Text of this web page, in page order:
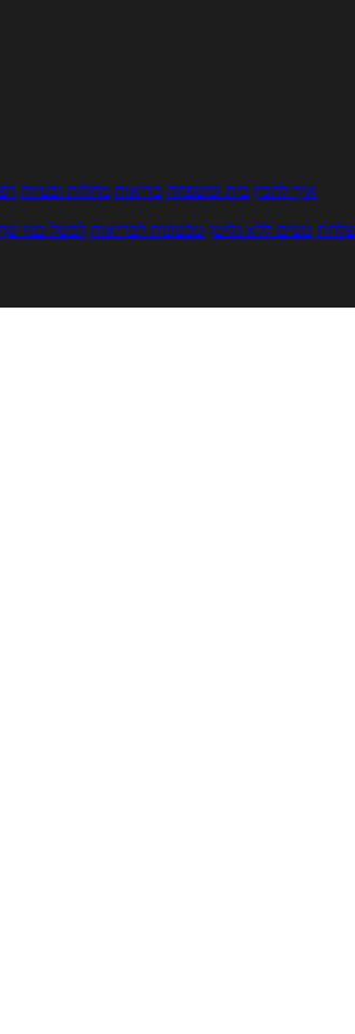
איך להכין בית ומשפחה בריאות מחלות ובעיות
טעים ללא גלוטן טבעונות לבריאות לבשל כמו